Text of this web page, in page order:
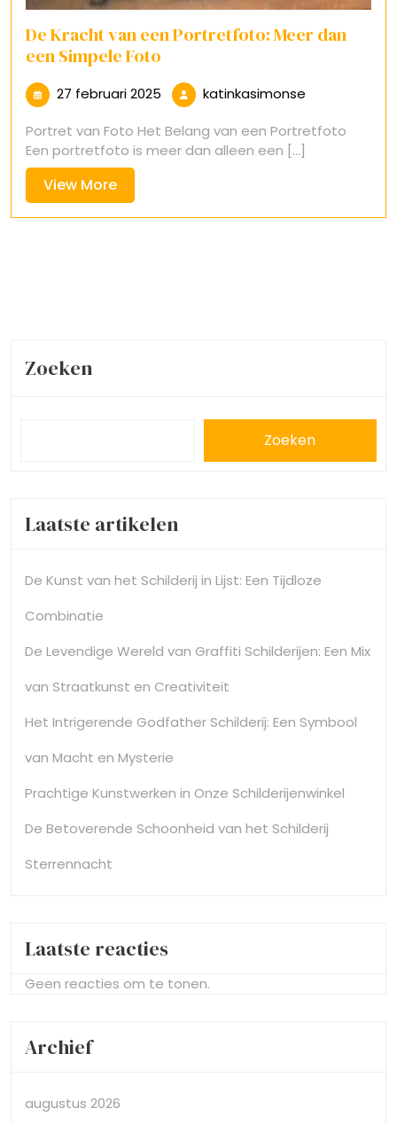
De Kracht van een Portretfoto: Meer dan
een Simpele Foto
27 februari 2025 27
februari
2025
katinkasimonse
Portret van Foto Het Belang van een Portretfoto
Een portretfoto is meer dan alleen een [...]
View MoreView
More
Zoeken
Zoeken
Laatste artikelen
De Kunst van het Schilderij in Lijst: Een Tijdloze
Combinatie
De Levendige Wereld van Graffiti Schilderijen: Een Mix
van Straatkunst en Creativiteit
Het Intrigerende Godfather Schilderij: Een Symbool
van Macht en Mysterie
Prachtige Kunstwerken in Onze Schilderijenwinkel
De Betoverende Schoonheid van het Schilderij
Sterrennacht
Laatste reacties
Geen reacties om te tonen.
Archief
augustus 2026